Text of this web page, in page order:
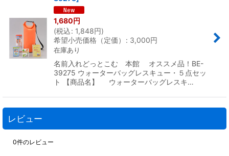
1,680円
(税込: 1,848円)
希望小売価格（定価）
: 3,000円
在庫あり
名前入れどっとこむ 本館 オススメ品！BE-
39275 ウォーターバッグレスキュー・５点セッ
ト 【商品名】 ウォーターバッグレスキ…
レビュー
0件のレビュー